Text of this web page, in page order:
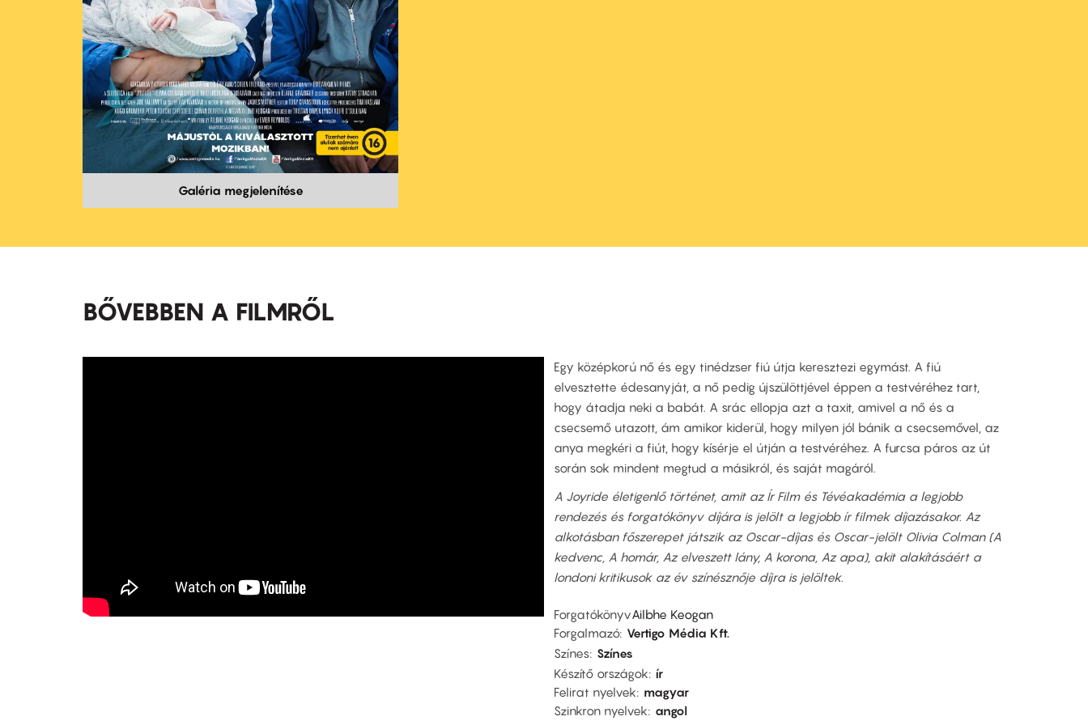
Galéria megjelenítése
BŐVEBBEN A FILMRŐL
Egy középkorú nő és egy tinédzser fiú útja keresztezi egymást. A fiú
elvesztette édesanyját, a nő pedig újszülöttjével éppen a testvéréhez tart,
hogy átadja neki a babát. A srác ellopja azt a taxit, amivel a nő és a
csecsemő utazott, ám amikor kiderül, hogy milyen jól bánik a csecsemővel, az
anya megkéri a fiút, hogy kísérje el útján a testvéréhez. A furcsa páros az út
során sok mindent megtud a másikról, és saját magáról.
A Joyride életigenlő történet, amit az Ír Film és Tévéakadémia a legjobb
rendezés és forgatókönyv díjára is jelölt a legjobb ír filmek díjazásakor. Az
alkotásban főszerepet játszik az Oscar-díjas és Oscar-jelölt Olivia Colman (A
kedvenc, A homár, Az elveszett lány, A korona, Az apa), akit alakításáért a
londoni kritikusok az év színésznője díjra is jelöltek.
ForgatókönyvAilbhe Keogan
Forgalmazó Vertigo Média Kft.
Színes Színes
Készítő országok ír
Felirat nyelvek
magyar
Szinkron nyelvek
angol